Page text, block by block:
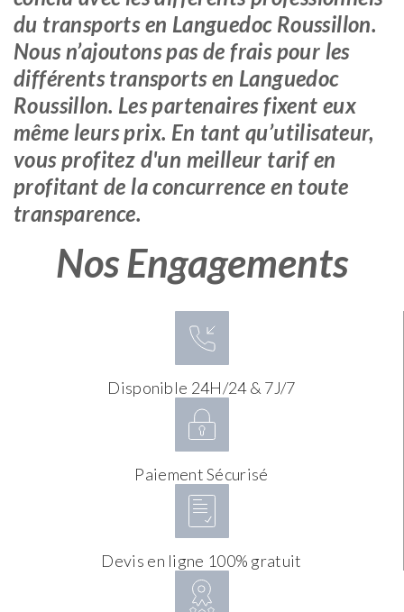
du transports en Languedoc Roussillon.
Nous n’ajoutons pas de frais pour les
différents transports en Languedoc
Roussillon. Les partenaires fixent eux
même leurs prix. En tant qu’utilisateur,
vous profitez d'un meilleur tarif en
profitant de la concurrence en toute
transparence.
Nos Engagements
Disponible 24H/24 & 7J/7
Paiement Sécurisé
Devis en ligne 100% gratuit